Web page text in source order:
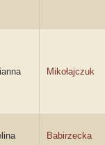
Mikołajczuk
Babirzecka